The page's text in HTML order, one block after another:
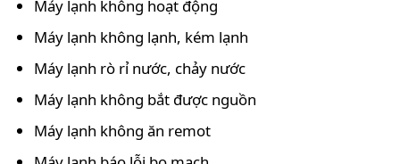
Máy lạnh không hoạt động
Máy lạnh không lạnh, kém lạnh
Máy lạnh rò rỉ nước, chảy nước
Máy lạnh không bắt được nguồn
Máy lạnh không ăn remot